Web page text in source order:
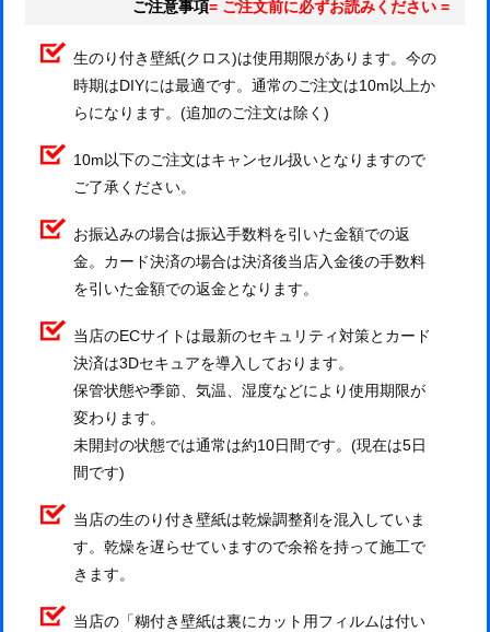
ご注意事項= ご注文前に必ずお読みください =
生のり付き壁紙(クロス)は使用期限があります。今の
時期はDIYには最適です。通常のご注文は10m以上か
らになります。(追加のご注文は除く)
10m以下のご注文はキャンセル扱いとなりますので
ご了承ください。
お振込みの場合は振込手数料を引いた金額での返
金。カード決済の場合は決済後当店入金後の手数料
を引いた金額での返金となります。
当店のECサイトは最新のセキュリティ対策とカード
決済は3Dセキュアを導入しております。
保管状態や季節、気温、湿度などにより使用期限が
変わります。
未開封の状態では通常は約10日間です。(現在は5日
間です)
当店の生のり付き壁紙は乾燥調整剤を混入していま
す。乾燥を遅らせていますので余裕を持って施工で
きます。
当店の「糊付き壁紙は裏にカット用フィルムは付い